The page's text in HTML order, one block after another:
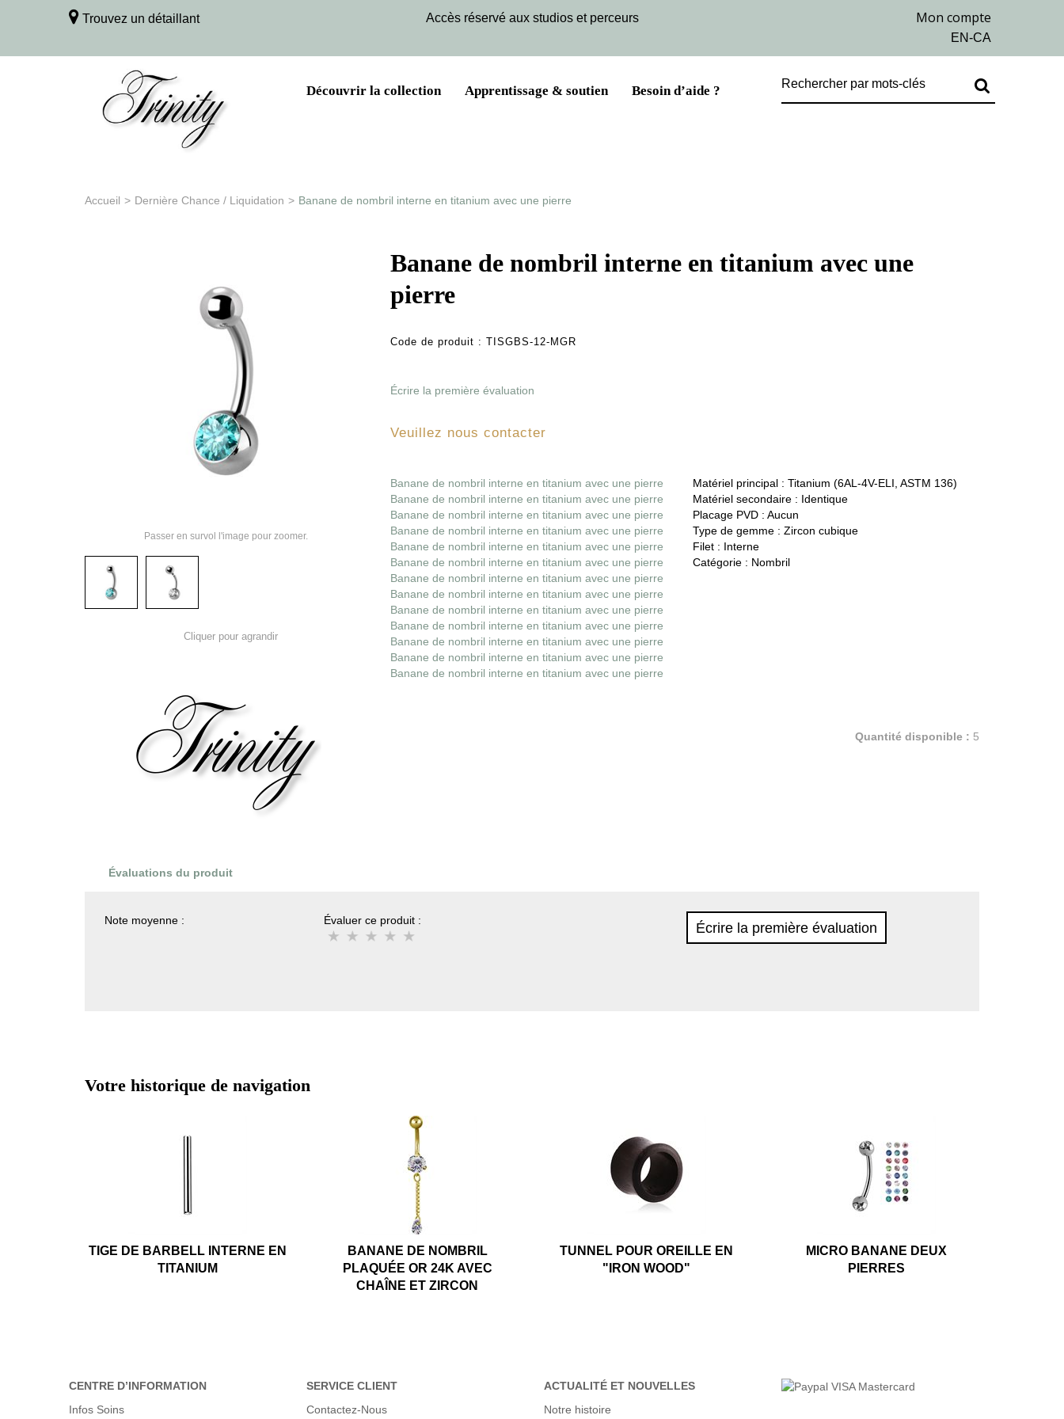
Trouvez un détaillant Accès réservé aux studios et perceurs
Découvrir la collection Apprentissage & soutien Besoin d’aide ?
Accueil > Dernière Chance / Liquidation > Banane de nombril interne en titanium avec une pierre
Passer en survol l'image pour zoomer.
Cliquer pour agrandir
Banane de nombril interne en titanium avec une
pierre
Code de produit : TISGBS-12-MGR
Écrire la première évaluation
Veuillez nous contacter
Banane de nombril interne en titanium avec une pierre
Banane de nombril interne en titanium avec une pierre
Banane de nombril interne en titanium avec une pierre
Banane de nombril interne en titanium avec une pierre
Banane de nombril interne en titanium avec une pierre
Banane de nombril interne en titanium avec une pierre
Banane de nombril interne en titanium avec une pierre
Banane de nombril interne en titanium avec une pierre
Banane de nombril interne en titanium avec une pierre
Banane de nombril interne en titanium avec une pierre
Banane de nombril interne en titanium avec une pierre
Banane de nombril interne en titanium avec une pierre
Banane de nombril interne en titanium avec une pierre
Matériel principal : Titanium (6AL-4V-ELI, ASTM 136)
Matériel secondaire : Identique
Placage PVD : Aucun
Type de gemme : Zircon cubique
Filet : Interne
Catégorie : Nombril
Quantité disponible : 5
Évaluations du produit
Note moyenne : Évaluer ce produit : Écrire la première évaluation
Votre historique de navigation
TIGE DE BARBELL INTERNE EN
TITANIUM
BANANE DE NOMBRIL
PLAQUÉE OR 24K AVEC
CHAÎNE ET ZIRCON
TUNNEL POUR OREILLE EN
"IRON WOOD"
MICRO BANANE DEUX
PIERRES
CENTRE D’INFORMATION
Infos Soins
SERVICE CLIENT
Contactez-Nous
ACTUALITÉ ET NOUVELLES
Notre histoire